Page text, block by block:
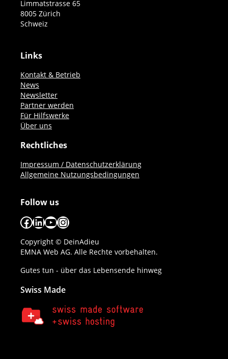
Limmatstrasse 65
8005 Zürich
Schweiz
Links
Kontakt & Betrieb
News
Newsletter
Partner werden
Für Hilfswerke
Über uns
Rechtliches
Impressum / Datenschutzerklärung
Allgemeine Nutzungsbedingungen
Follow us
Facebook
LinkedIn
YouTube
Instagram
Copyright © DeinAdieu
EMNA Web AG. Alle Rechte vorbehalten.
Gutes tun - über das Lebensende hinweg
Swiss Made